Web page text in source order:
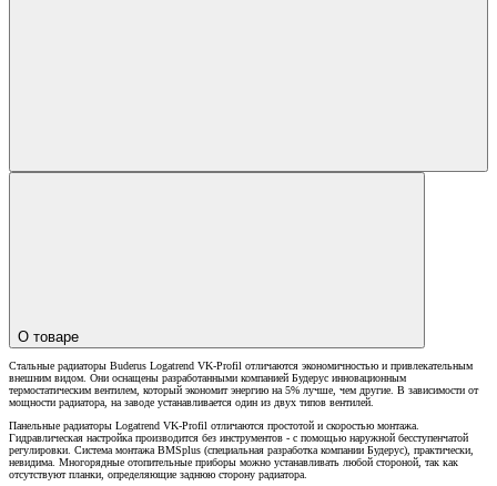
О товаре
Стальные радиаторы Buderus Logatrend VK-Profil отличаются экономичностью и привлекательным
внешним видом. Они оснащены разработанными компанией Будерус инновационным
термостатическим вентилем, который экономит энергию на 5% лучше, чем другие. В зависимости от
мощности радиатора, на заводе устанавливается один из двух типов вентилей.
Панельные радиаторы Logatrend VK-Profil отличаются простотой и скоростью монтажа.
Гидравлическая настройка производится без инструментов - с помощью наружной бесступенчатой
регулировки. Система монтажа BMSplus (специальная разработка компании Будерус), практически,
невидима. Многорядные отопительные приборы можно устанавливать любой стороной, так как
отсутствуют планки, определяющие заднюю сторону радиатора.